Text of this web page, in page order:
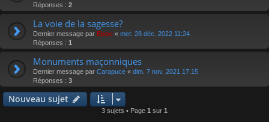
Réponses : 2
La voie de la sagesse?
Dernier message par Epoc « mer. 28 déc. 2022 11:24
Réponses : 1
Monuments maçonniques
Dernier message par Carapuce « dim. 7 nov. 2021 17:15
Réponses : 3
Nouveau sujet
3 sujets • Page 1 sur 1